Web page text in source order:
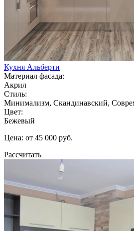
Кухня Альберти
Материал фасада:
Акрил
Стиль:
Минимализм, Скандинавский,
Цвет:
Бежевый
Цена: от 45 000 руб.
Рассчитать